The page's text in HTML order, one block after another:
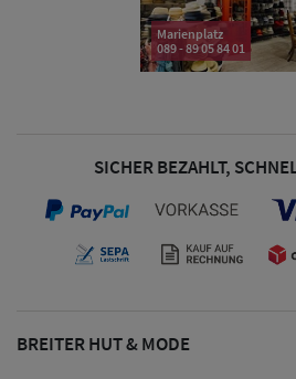
Snapback Caps
Damen Caps
Marienplatz
089 - 89 05 84 01
SICHER BEZAHLT,
BREITER HUT & MODE